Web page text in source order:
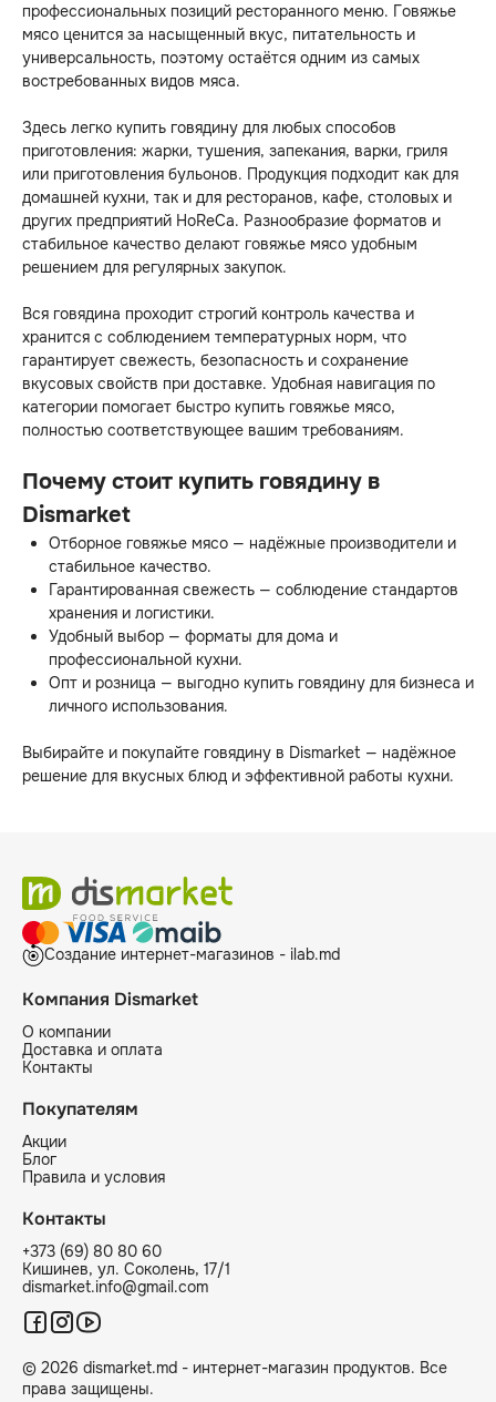
профессиональных позиций ресторанного меню. Говяжье
мясо ценится за насыщенный вкус, питательность и
универсальность, поэтому остаётся одним из самых
востребованных видов мяса.
Здесь легко купить говядину для любых способов
приготовления: жарки, тушения, запекания, варки, гриля
или приготовления бульонов. Продукция подходит как для
домашней кухни, так и для ресторанов, кафе, столовых и
других предприятий HoReCa. Разнообразие форматов и
стабильное качество делают говяжье мясо удобным
решением для регулярных закупок.
Вся говядина проходит строгий контроль качества и
хранится с соблюдением температурных норм, что
гарантирует свежесть, безопасность и сохранение
вкусовых свойств при доставке. Удобная навигация по
категории помогает быстро купить говяжье мясо,
полностью соответствующее вашим требованиям.
Почему стоит купить говядину в
Dismarket
Отборное говяжье мясо — надёжные производители и
стабильное качество.
Гарантированная свежесть — соблюдение стандартов
хранения и логистики.
Удобный выбор — форматы для дома и
профессиональной кухни.
Опт и розница — выгодно купить говядину для бизнеса и
личного использования.
Выбирайте и покупайте говядину в Dismarket — надёжное
решение для вкусных блюд и эффективной работы кухни.
Создание интернет-магазинов - ilab.md
Компания Dismarket
О компании
Доставка и оплата
Контакты
Покупателям
Акции
Блог
Правила и условия
Контакты
+373 (69) 80 80 60
Кишинев, ул. Соколень, 17/1
dismarket.info@gmail.com
© 2026 dismarket.md - интернет-магазин продуктов. Все
права защищены.